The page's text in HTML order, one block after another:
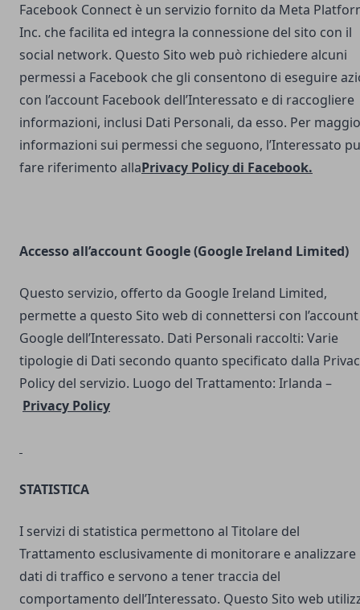
Facebook Connect è un servizio fornito da Meta
Inc. che facilita ed integra la connessione del sito con il
social network. Questo Sito web può richiedere alcuni
permessi a Facebook che gli consentono di eseguire
con l’account Facebook dell’Interessato e di raccogliere
informazioni, inclusi Dati Personali, da esso. Per
informazioni sui permessi che seguono, l’Interessato
fare riferimento allaPrivacy Policy di Facebook.
Accesso all’account Google (Google Ireland Limited)
Questo servizio, offerto da Google Ireland Limited,
permette a questo Sito web di connettersi con l’account
Google dell’Interessato. Dati Personali raccolti: Varie
tipologie di Dati secondo quanto specificato dalla
Policy del servizio. Luogo del Trattamento: Irlanda –
Privacy Policy
STATISTICA
I servizi di statistica permettono al Titolare del
Trattamento esclusivamente di monitorare e analizzare
dati di traffico e servono a tener traccia del
comportamento dell’Interessato. Questo Sito web